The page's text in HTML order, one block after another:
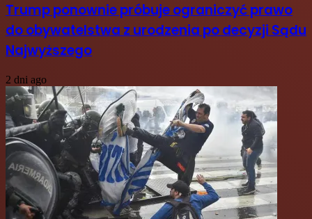
Trump ponownie próbuje ograniczyć prawo
do obywatelstwa z urodzenia po decyzji Sądu
Najwyższego
2 dni ago